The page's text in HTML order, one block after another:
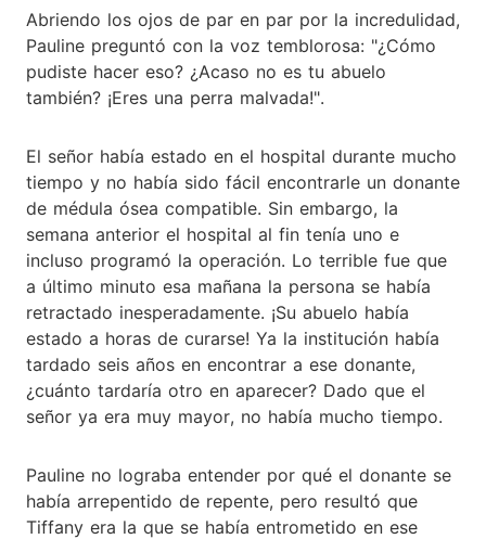
Abriendo los ojos de par en par por la incredulidad,
Pauline preguntó con la voz temblorosa: "¿Cómo
pudiste hacer eso? ¿Acaso no es tu abuelo
también? ¡Eres una perra malvada!".
El señor había estado en el hospital durante mucho
tiempo y no había sido fácil encontrarle un donante
de médula ósea compatible. Sin embargo, la
semana anterior el hospital al fin tenía uno e
incluso programó la operación. Lo terrible fue que
a último minuto esa mañana la persona se había
retractado inesperadamente. ¡Su abuelo había
estado a horas de curarse! Ya la institución había
tardado seis años en encontrar a ese donante,
¿cuánto tardaría otro en aparecer? Dado que el
señor ya era muy mayor, no había mucho tiempo.
Pauline no lograba entender por qué el donante se
había arrepentido de repente, pero resultó que
Tiffany era la que se había entrometido en ese